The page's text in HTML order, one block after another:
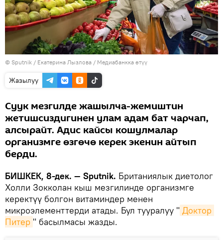
© Sputnik / Екатерина Лызлова / Медиабанкка өтүү
Жазылуу
Суук мезгилде жашылча-жемиштин
жетишсиздигинен улам адам бат чарчап,
алсырайт. Адис кайсы кошулмалар
организмге өзгөчө керек экенин айтып
берди.
БИШКЕК, 8-дек. — Sputnik. Британиялык диетолог
Холли Зокколан кыш мезгилинде организмге
керектүү болгон витаминдер менен
микроэлементтерди атады. Бул тууралуу " Доктор
Питер " басылмасы жазды.